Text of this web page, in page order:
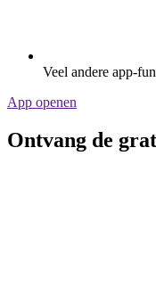
Veel andere app-
App openen
Ontvang de